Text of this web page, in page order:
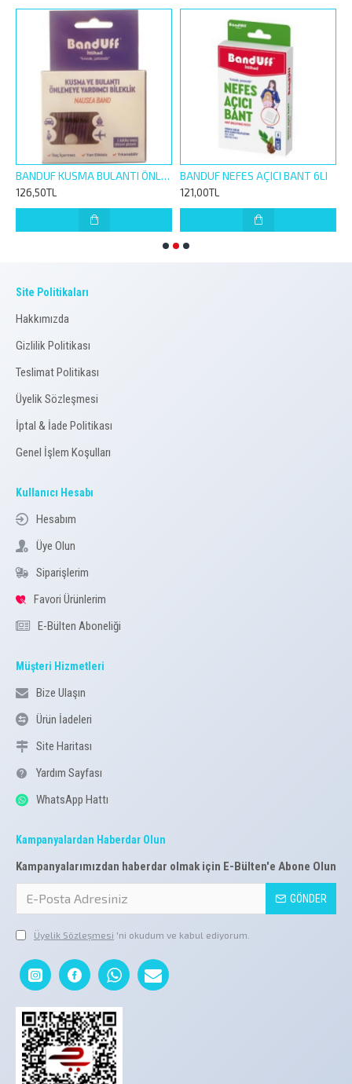
BANDUF KUSMA BULANTI ÖNLEYİCİ BİLEKLİK 1 ÇİFT
126,50TL
BANDUF NEFES AÇICI BANT 6LI
121,00TL
Site Politikaları
Hakkımızda
Gizlilik Politikası
Teslimat Politikası
Üyelik Sözleşmesi
İptal & İade Politikası
Genel İşlem Koşulları
Kullanıcı Hesabı
Hesabım
Üye Olun
Siparişlerim
Favori Ürünlerim
E-Bülten Aboneliği
Müşteri Hizmetleri
Bize Ulaşın
Ürün İadeleri
Site Haritası
Yardım Sayfası
WhatsApp Hattı
Kampanyalardan Haberdar Olun
Kampanyalarımızdan haberdar olmak için E-Bülten'e Abone Olun
GÖNDER
Üyelik Sözleşmesi 'ni okudum ve kabul ediyorum.